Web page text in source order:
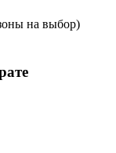
на выбор)